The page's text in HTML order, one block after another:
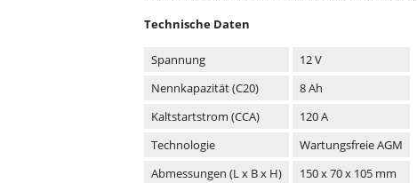
Technische Daten
Spannung
12 V
Nennkapazität (C20)
8 Ah
Kaltstartstrom (CCA)
120 A
Technologie
Wartungsfreie AGM
Abmessungen (L x B x H)
150 x 70 x 105 mm